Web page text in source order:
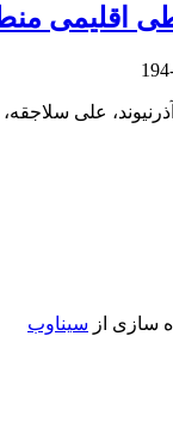
اقلیمی
علی
سازی از سیناوب